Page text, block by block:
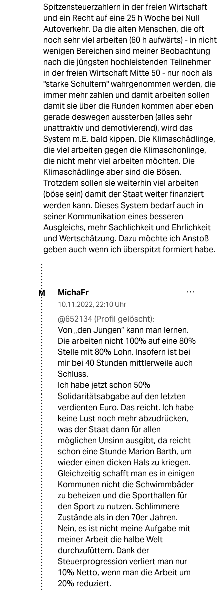
Spitzensteuerzahlern in der freien Wirtschaft
und ein Recht auf eine 25 h Woche bei Null
Autoverkehr. Da die alten Menschen, die oft
noch sehr viel arbeiten (60 h aufwärts) - in nicht
wenigen Bereichen sind meiner Beobachtung
nach die jüngsten hochleistenden Teilnehmer
in der freien Wirtschaft Mitte 50 - nur noch als
"starke Schultern" wahrgenommen werden, die
immer mehr zahlen und damit arbeiten sollen
damit sie über die Runden kommen aber eben
gerade deswegen aussterben (alles sehr
unattraktiv und demotivierend), wird das
System m.E. bald kippen. Die Klimaschädlinge,
die viel arbeiten gegen die Klimaschonlinge,
die nicht mehr viel arbeiten möchten. Die
Klimaschädlinge aber sind die Bösen.
Trotzdem sollen sie weiterhin viel arbeiten
(böse sein) damit der Staat weiter finanziert
werden kann. Dieses System bedarf auch in
seiner Kommunikation eines besseren
Ausgleichs, mehr Sachlichkeit und Ehrlichkeit
und Wertschätzung. Dazu möchte ich Anstoß
geben auch wenn ich überspitzt formiert habe.
M MichaFr
10.11.2022, 22:10 Uhr
@652134 (Profil gelöscht):
Von „den Jungen“ kann man lernen.
Die arbeiten nicht 100% auf eine 80%
Stelle mit 80% Lohn. Insofern ist bei
mir bei 40 Stunden mittlerweile auch
Schluss.
Ich habe jetzt schon 50%
Solidaritätsabgabe auf den letzten
verdienten Euro. Das reicht. Ich habe
keine Lust noch mehr abzudrücken,
was der Staat dann für allen
möglichen Unsinn ausgibt, da reicht
schon eine Stunde Marion Barth, um
wieder einen dicken Hals zu kriegen.
Gleichzeitig schafft man es in einigen
Kommunen nicht die Schwimmbäder
zu beheizen und die Sporthallen für
den Sport zu nutzen. Schlimmere
Zustände als in den 70er Jahren.
Nein, es ist nicht meine Aufgabe mit
meiner Arbeit die halbe Welt
durchzufüttern. Dank der
Steuerprogression verliert man nur
10% Netto, wenn man die Arbeit um
20% reduziert.